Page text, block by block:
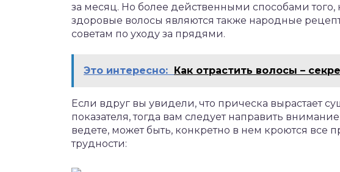
за месяц. Но более действенными способами того,
здоровые волосы являются также народные
советам по уходу за прядями.
Это интересно: Как отрастить волосы –
Если вдруг вы увидели, что прическа вырастает
показателя, тогда вам следует направить
ведете, может быть, конкретно в нем кроются все
трудности: